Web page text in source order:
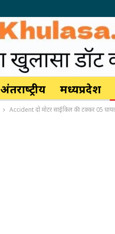
अंतर्राष्‍ट्रीय मध्यप्रदेश
Accident दो मोटर साईकिल की टक्कर 05